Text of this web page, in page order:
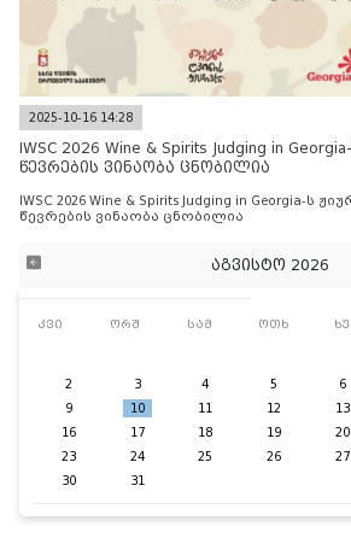
2025-10-16 14:28
IWSC 2026 Wine & Spirits Judging in
წევრების ვინაობა ცნობილია
IWSC 2026 Wine & Spirits Judging in Georgia-ს
წევრების ვინაობა ცნობილია
აგვისტო 2026
კვი ორშ სამ ოთხ
2
3 4 5 6
9
10 11 12 13
16
17 18 19 20
23
24 25 26 27
30
31